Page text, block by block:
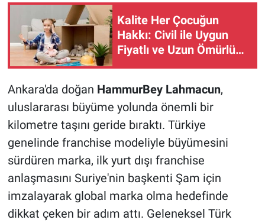
Kalite Her Çocuğun
Hakkı: Civil ile Uygun
Fiyatlı ve Uzun Ömürlü
Ankara'da doğan HammurBey Lahmacun,
uluslararası büyüme yolunda önemli bir
kilometre taşını geride bıraktı. Türkiye
genelinde franchise modeliyle büyümesini
sürdüren marka, ilk yurt dışı franchise
anlaşmasını Suriye'nin başkenti Şam için
imzalayarak global marka olma hedefinde
dikkat çeken bir adım attı. Geleneksel Türk